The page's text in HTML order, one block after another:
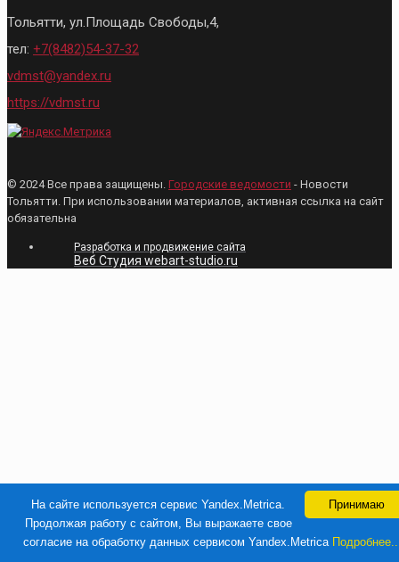
Тольятти, ул.Площадь Свободы,4,
тел: +7(8482)54-37-32
vdmst@yandex.ru
https://vdmst.ru
© 2024 Все права защищены. Городские ведомости - Новости
Тольятти. При использовании материалов, активная ссылка на сайт
обязательна
Разработка и продвижение сайта
Веб Студия webart-studio.ru
Принимаю
На сайте используется сервис Yandex.Metrica.
Продолжая работу с сайтом, Вы выражаете свое
согласие на обработку данных сервисом Yandex.Metrica